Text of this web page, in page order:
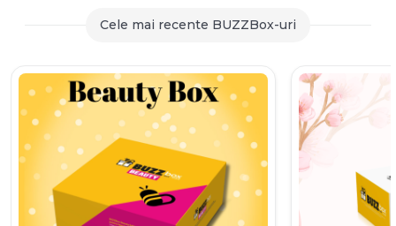
290,00 lei.
79,90 lei.
Cele mai recente BUZZBox-uri